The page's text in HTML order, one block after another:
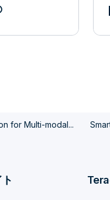
for Multi-modal...